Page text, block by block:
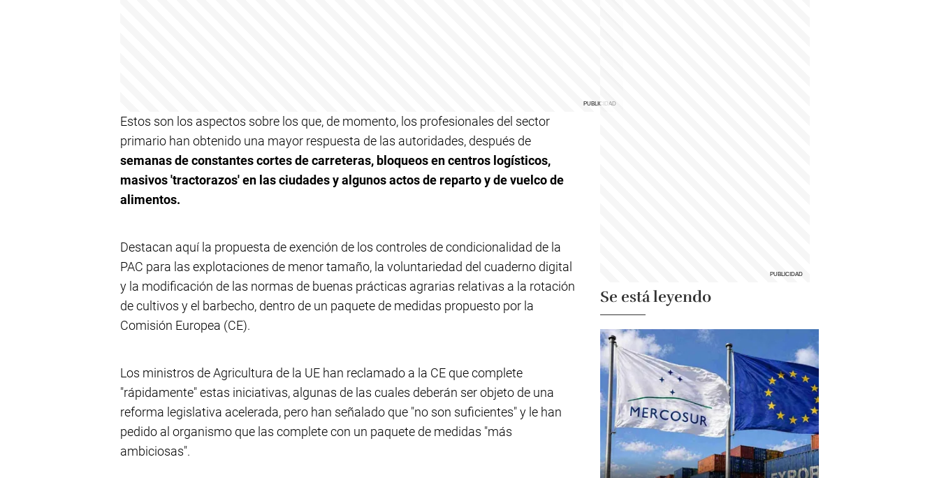
Estos son los aspectos sobre los que, de momento, los profesionales del sector
primario han obtenido una mayor respuesta de las autoridades, después de
semanas de constantes cortes de carreteras, bloqueos en centros logísticos,
masivos 'tractorazos' en las ciudades y algunos actos de reparto y de vuelco de
alimentos.
Destacan aquí la propuesta de exención de los controles de condicionalidad de la
PAC para las explotaciones de menor tamaño, la voluntariedad del cuaderno digital
y la modificación de las normas de buenas prácticas agrarias relativas a la rotación
de cultivos y el barbecho, dentro de un paquete de medidas propuesto por la
Comisión Europea (CE).
Los ministros de Agricultura de la UE han reclamado a la CE que complete
"rápidamente" estas iniciativas, algunas de las cuales deberán ser objeto de una
reforma legislativa acelerada, pero han señalado que "no son suficientes" y le han
pedido al organismo que las complete con un paquete de medidas "más
ambiciosas".
Se está leyendo